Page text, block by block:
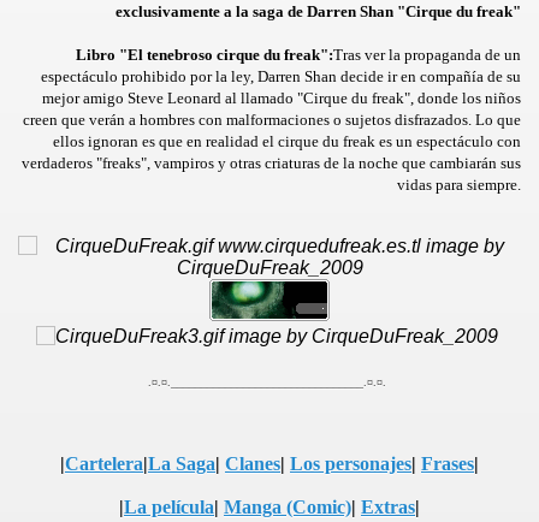
exclusivamente a la saga de Darren Shan "Cirque du freak"
Libro "El tenebroso cirque du freak":Tras ver la propaganda de un
espectáculo prohibido por la ley, Darren Shan decide ir en compañía de su
mejor amigo Steve Leonard al llamado "Cirque du freak", donde los niños
creen que verán a hombres con malformaciones o sujetos disfrazados. Lo que
ellos ignoran es que en realidad el cirque du freak es un espectáculo con
verdaderos "freaks", vampiros y otras criaturas de la noche que cambiarán sus
vidas para siempre.
.¤.¤.________________________________.¤.¤.
|Cartelera|La Saga| Clanes| Los personajes| Frases|
|La película| Manga (Comic)| Extras|